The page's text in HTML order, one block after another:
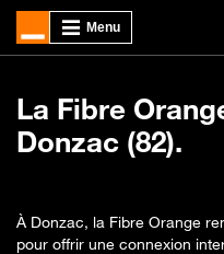
La Fibre
Donzac (82).
À Donzac, la Fibre Orange
pour offrir une connexion